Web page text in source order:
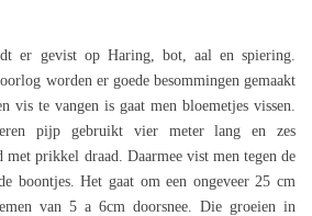
er gevist op Haring, bot, aal en spiering.
worden er goede besommingen gemaakt
vis te vangen is gaat men bloemetjes vissen.
pijp gebruikt vier meter lang en zes
prikkel draad. Daarmee vist men tegen de
boontjes. Het gaat om een ongeveer 25 cm
van 5 a 6cm doorsnee. Die groeien in